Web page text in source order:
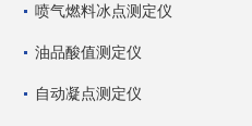
喷气燃料冰点测定仪
油品酸值测定仪
自动凝点测定仪